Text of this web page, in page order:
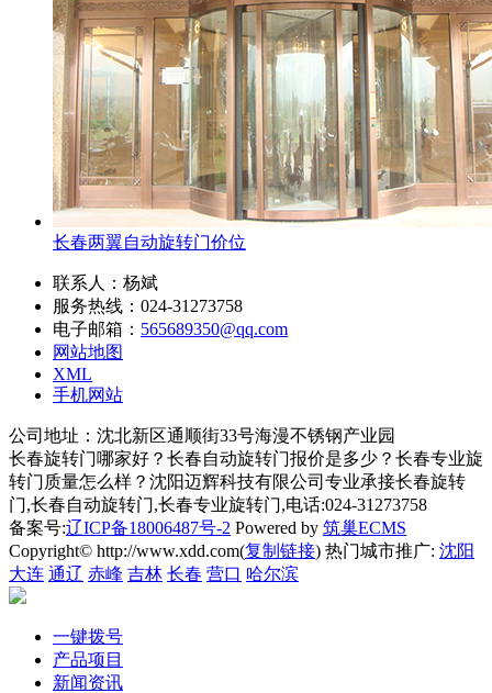
长春两翼自动旋转门价位
联系人：杨斌
服务热线：024-31273758
电子邮箱： 565689350@qq.com
网站地图
XML
手机网站
公司地址：沈北新区通顺街33号海漫不锈钢产业园
长春旋转门哪家好？长春自动旋转门报价是多少？长春专业旋
转门质量怎么样？沈阳迈辉科技有限公司专业承接长春旋转
门,长春自动旋转门,长春专业旋转门,电话:024-31273758
备案号:辽ICP备18006487号-2 Powered by 筑巢ECMS
Copyright© http://www.xdd.com(复制链接) 热门城市推广: 沈阳
大连 通辽 赤峰 吉林 长春 营口 哈尔滨
一键拨号
产品项目
新闻资讯